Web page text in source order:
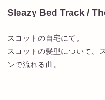
Sleazy Bed Track /
スコットの自宅にて。
スコットの髪型について、
ンで流れる曲。